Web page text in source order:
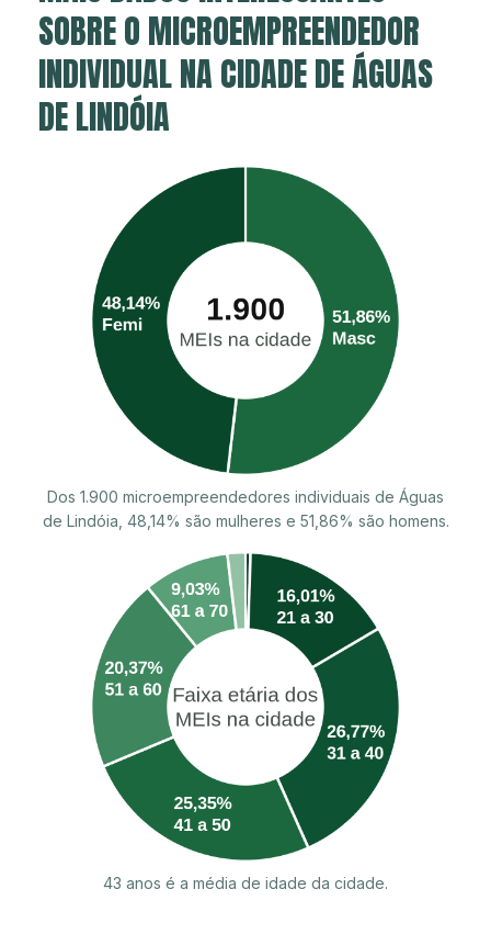
SOBRE O MICROEMPREENDEDOR
INDIVIDUAL NA CIDADE DE ÁGUAS
DE LINDÓIA
Dos 1.900 microempreendedores individuais de Águas
de Lindóia, 48,14% são mulheres e 51,86% são homens.
43 anos é a média de idade da cidade.